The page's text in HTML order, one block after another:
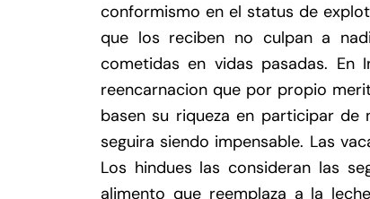
conformismo en el status de
que los reciben no culpan a
cometidas en vidas pasadas. En
reencarnacion que por propio
basen su riqueza en participar
seguira siendo impensable. Las
Los hindues las consideran las
alimento que reemplaza a la